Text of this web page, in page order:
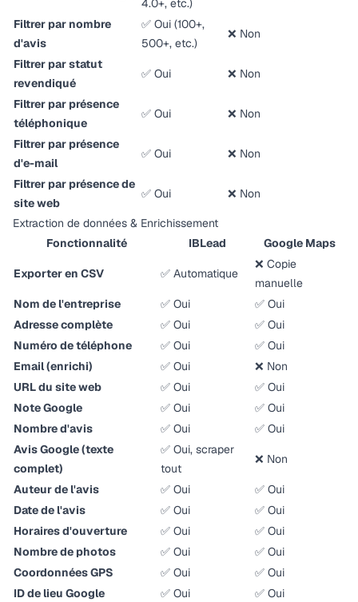
4.0+, etc.)
Filtrer par nombre
d'avis
✅ Oui (100+,
500+, etc.)
❌ Non
Filtrer par statut
revendiqué
✅ Oui ❌ Non
Filtrer par présence
téléphonique
✅ Oui ❌ Non
Filtrer par présence
d'e-mail
✅ Oui ❌ Non
Filtrer par présence de
site web
✅ Oui ❌ Non
Extraction de données & Enrichissement
Fonctionnalité
IBLead Google Maps
Exporter en CSV ✅ Automatique
❌ Copie
manuelle
Nom de l'entreprise
✅ Oui
✅ Oui
Adresse complète
✅ Oui
✅ Oui
Numéro de téléphone
✅ Oui
✅ Oui
Email (enrichi)
✅ Oui
❌ Non
URL du site web
✅ Oui
✅ Oui
Note Google
✅ Oui
✅ Oui
Nombre d'avis
✅ Oui
✅ Oui
Avis Google (texte
complet)
✅ Oui, scraper
tout
❌ Non
Auteur de l'avis ✅ Oui
✅ Oui
Date de l'avis
✅ Oui
✅ Oui
Horaires d'ouverture
✅ Oui
✅ Oui
Nombre de photos
✅ Oui
✅ Oui
Coordonnées GPS
✅ Oui
✅ Oui
ID de lieu Google
✅ Oui
✅ Oui